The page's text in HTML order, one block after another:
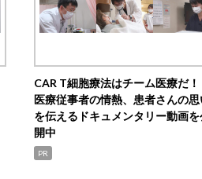
CAR T細胞療法はチーム医療だ
医療従事者の情熱、患者さんの思
を伝えるドキュメンタリー動画を
開中
PR